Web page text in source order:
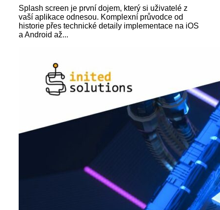
Splash screen je první dojem, který si uživatelé z
vaší aplikace odnesou. Komplexní průvodce od
historie přes technické detaily implementace na iOS
a Android až...